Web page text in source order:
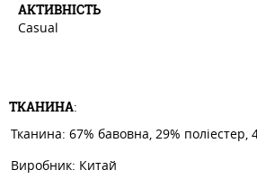
АКТИВНIСТЬ
Casual
ТКАНИНА:
Тканина: 67% бавовна, 29% поліестер,
Виробник: Китай